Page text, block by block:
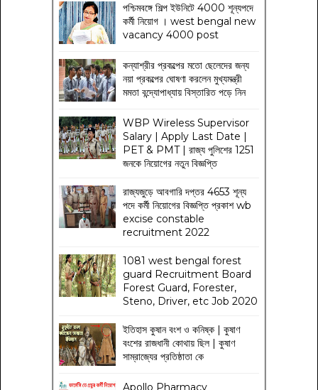
পশ্চিমবঙ্গে শিল্প ইউনিটে 4000 শূন্যপদে
কর্মী নিয়োগ । west bengal new
vacancy 4000 post
কন্যাশ্রীর প্রকল্পের মতো ছেলেদের জন্য
নয়া প্রকল্পের ঘোষণা করলেন মুখ্যমন্ত্রী
মমতা বন্দ্যোপাধ্যায় বিস্তারিত পড়ে নিন
WBP Wireless Supervisor
Salary | Apply Last Date |
PET & PMT | রাজ্য পুলিশের 1251
জনকে নিয়োগের নতুন বিজ্ঞপ্তি
রাজ্যজুড়ে আবগারি দপ্তর 4653 শূন্য
পদে কর্মী নিয়োগের বিজ্ঞপ্তি প্রকাশ wb
excise constable
recruitment 2022
1081 west bengal forest
guard Recruitment Board
Forest Guard, Forester,
Steno, Driver, etc Job 2020
ইতিহাস কুষান বংশ ও কনিষ্ক | কুষাণ
বংশের রাজধানী কোথায় ছিল | কুষাণ
সাম্রাজ্যের প্রতিষ্ঠাতা কে
Apollo Pharmacy